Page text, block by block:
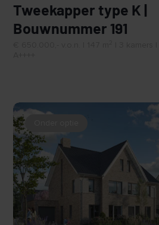
Tweekapper type K |
Bouwnummer 191